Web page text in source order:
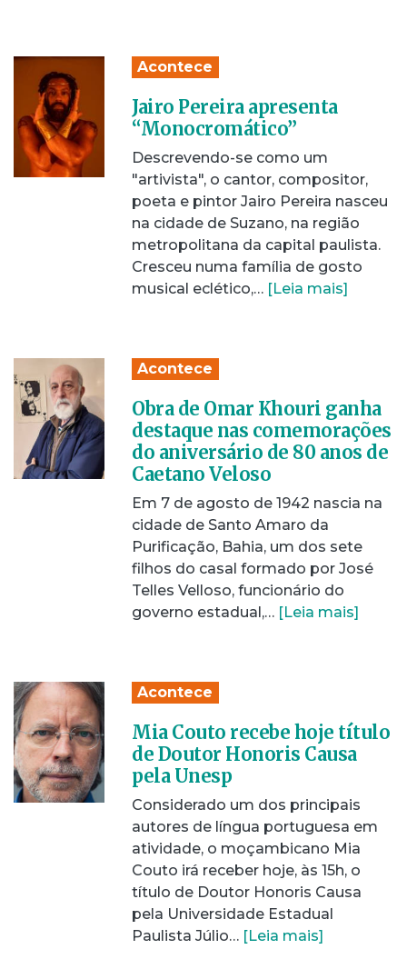
Acontece
Jairo Pereira apresenta
“Monocromático”
Descrevendo-se como um
"artivista", o cantor, compositor,
poeta e pintor Jairo Pereira nasceu
na cidade de Suzano, na região
metropolitana da capital paulista.
Cresceu numa família de gosto
musical eclético,… [Leia mais]
Acontece
Obra de Omar Khouri ganha
destaque nas comemorações
do aniversário de 80 anos de
Caetano Veloso
Em 7 de agosto de 1942 nascia na
cidade de Santo Amaro da
Purificação, Bahia, um dos sete
filhos do casal formado por José
Telles Velloso, funcionário do
governo estadual,… [Leia mais]
Acontece
Mia Couto recebe hoje título
de Doutor Honoris Causa
pela Unesp
Considerado um dos principais
autores de língua portuguesa em
atividade, o moçambicano Mia
Couto irá receber hoje, às 15h, o
título de Doutor Honoris Causa
pela Universidade Estadual
Paulista Júlio… [Leia mais]